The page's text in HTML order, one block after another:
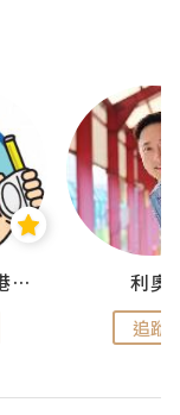
裝修佬 - 香港一站式網上裝修平台 利奧
追蹤